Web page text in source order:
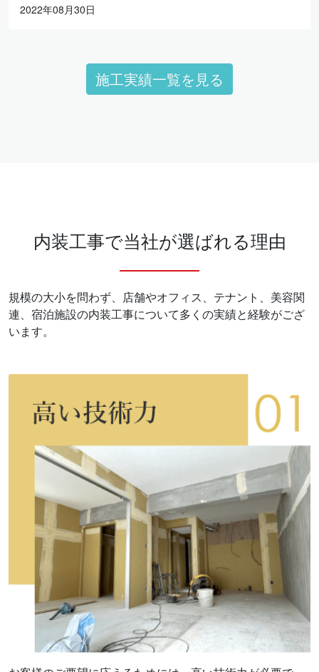
2022年08月30日
施工実績一覧を見る
内装工事で当社が選ばれる理由
規模の大小を問わず、店舗やオフィス、テナント、美容関
連、宿泊施設の内装工事について多くの実績と経験がござ
います。